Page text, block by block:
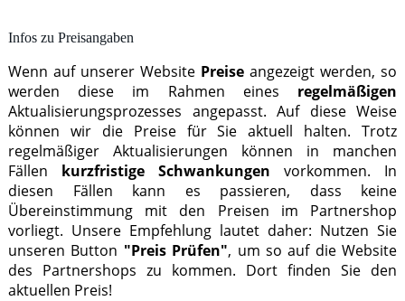
Infos zu Preisangaben
Wenn auf unserer Website Preise angezeigt werden, so
werden diese im Rahmen eines regelmäßigen
Aktualisierungsprozesses angepasst. Auf diese Weise
können wir die Preise für Sie aktuell halten. Trotz
regelmäßiger Aktualisierungen können in manchen
Fällen kurzfristige Schwankungen vorkommen. In
diesen Fällen kann es passieren, dass keine
Übereinstimmung mit den Preisen im Partnershop
vorliegt. Unsere Empfehlung lautet daher: Nutzen Sie
unseren Button "Preis Prüfen", um so auf die Website
des Partnershops zu kommen. Dort finden Sie den
aktuellen Preis!